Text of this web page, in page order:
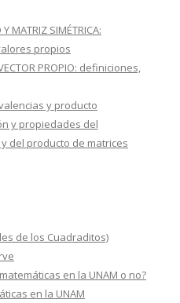
MATRIZ SIMÉTRICA:
propios
PROPIO: definiciones,
y producto
y propiedades del
del producto de matrices
de los Cuadraditos)
en la UNAM o no?
en la UNAM